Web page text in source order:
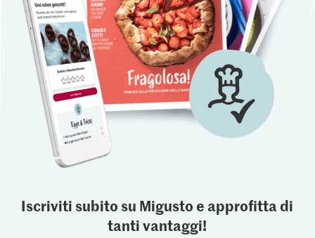
Iscriviti subito su Migusto e approfitta di
tanti vantaggi!